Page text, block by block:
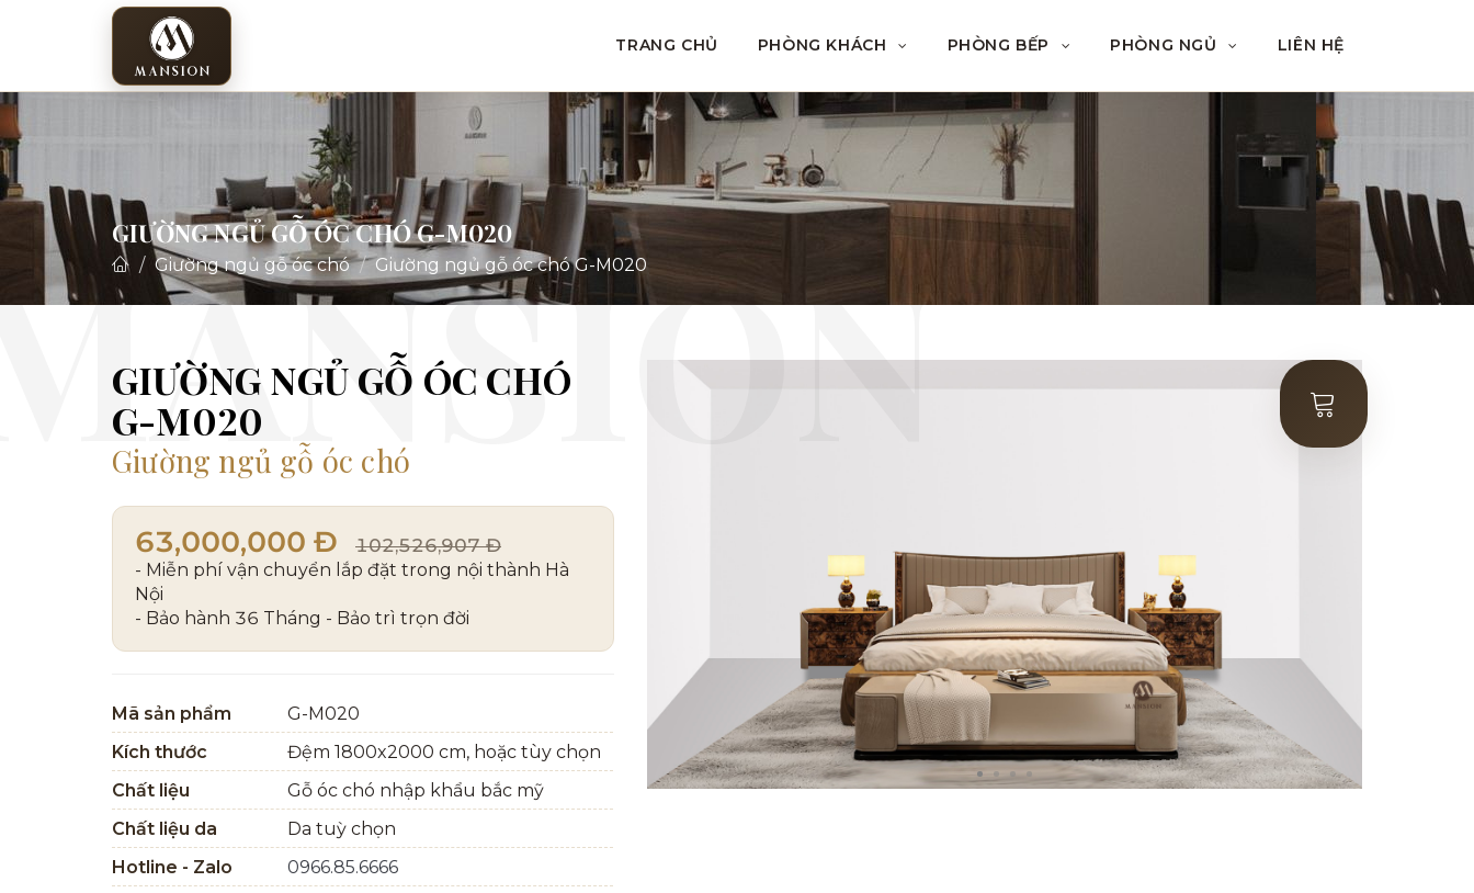
TRANG CHỦ PHÒNG KHÁCH PHÒNG BẾP PHÒNG NGỦ LIÊN HỆ
GIƯỜNG NGỦ GỖ ÓC CHÓ G-M020
Giường ngủ gỗ óc chó Giường ngủ gỗ óc chó G-M020
GIƯỜNG NGỦ GỖ ÓC CHÓ
G-M020
Giường ngủ gỗ óc chó
63,000,000 Đ 102,526,907 Đ
- Miễn phí vận chuyển lắp đặt trong nội thành Hà
Nội
- Bảo hành 36 Tháng - Bảo trì trọn đời
Mã sản phẩm
G-M020
Kích thước
Đệm 1800x2000 cm, hoặc tùy chọn
Chất liệu
Gỗ óc chó nhập khẩu bắc mỹ
Chất liệu da
Da tuỳ chọn
Hotline - Zalo
0966.85.6666